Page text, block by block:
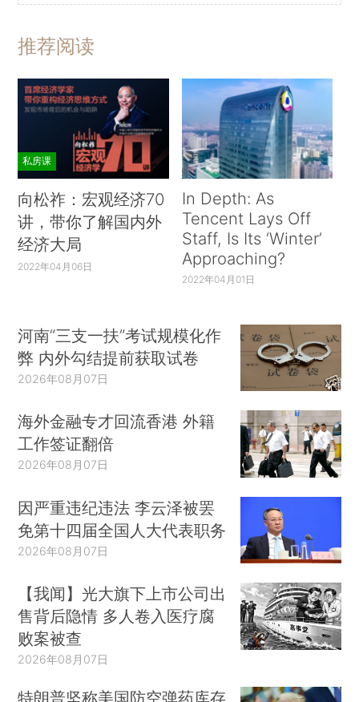
推荐阅读
私房课
向松祚：宏观经济70
讲，带你了解国内外
经济大局
2022年04月06日
In Depth: As
Tencent Lays Off
Staff, Is Its ‘Winter’
Approaching?
2022年04月01日
河南“三支一扶”考试规模化作
弊 内外勾结提前获取试卷
2026年08月07日
海外金融专才回流香港 外籍
工作签证翻倍
2026年08月07日
因严重违纪违法 李云泽被罢
免第十四届全国人大代表职务
2026年08月07日
【我闻】光大旗下上市公司出
售背后隐情 多人卷入医疗腐
败案被查
2026年08月07日
特朗普坚称美国防空弹药库存